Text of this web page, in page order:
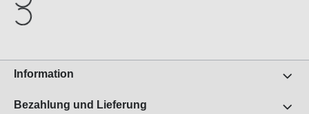
Information
Bezahlung und Lieferung